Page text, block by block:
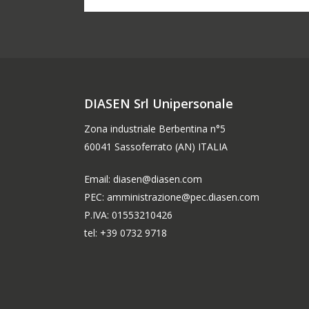
DIASEN Srl Unipersonale
Zona industriale Berbentina n°5
60041 Sassoferrato (AN) ITALIA
Email: diasen@diasen.com
PEC: amministrazione@pec.diasen.com
P.IVA: 01553210426
tel: +39 0732 9718